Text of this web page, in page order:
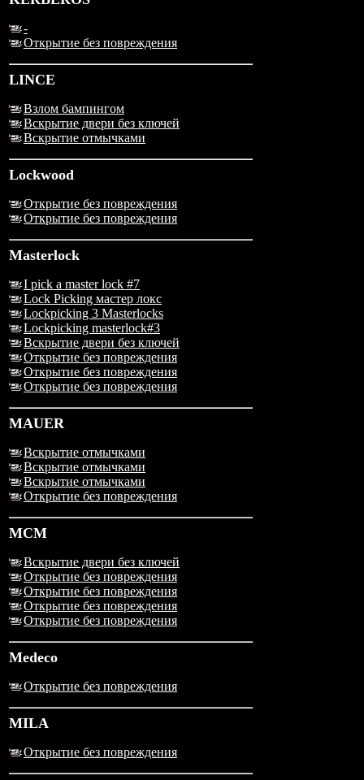
-
Открытие без повреждения
LINCE
Взлом бампингом
Вскрытие двери без ключей
Вскрытие отмычками
Lockwood
Открытие без повреждения
Открытие без повреждения
Masterlock
I pick a master lock #7
Lock Picking мастер локс
Lockpicking 3 Masterlocks
Lockpicking masterlock#3
Вскрытие двери без ключей
Открытие без повреждения
Открытие без повреждения
Открытие без повреждения
MAUER
Вскрытие отмычками
Вскрытие отмычками
Вскрытие отмычками
Открытие без повреждения
MCM
Вскрытие двери без ключей
Открытие без повреждения
Открытие без повреждения
Открытие без повреждения
Открытие без повреждения
Medeco
Открытие без повреждения
MILA
Открытие без повреждения